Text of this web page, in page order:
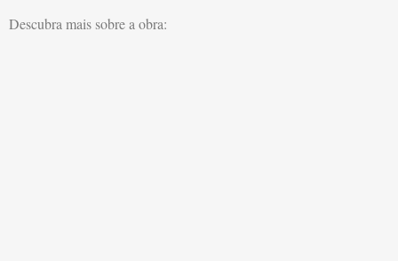
Descubra mais sobre a obra: